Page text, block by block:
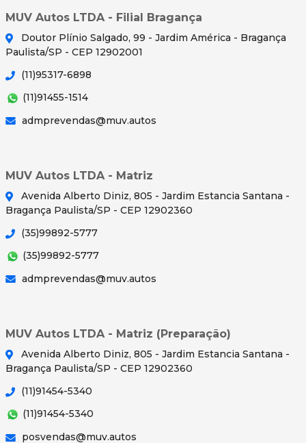
MUV Autos LTDA - Filial Bragança
Doutor Plínio Salgado, 99 - Jardim América - Bragança
Paulista/SP - CEP 12902001
(11)95317-6898
(11)91455-1514
admprevendas@muv.autos
MUV Autos LTDA - Matriz
Avenida Alberto Diniz, 805 - Jardim Estancia Santana -
Bragança Paulista/SP - CEP 12902360
(35)99892-5777
(35)99892-5777
admprevendas@muv.autos
MUV Autos LTDA - Matriz (Preparação)
Avenida Alberto Diniz, 805 - Jardim Estancia Santana -
Bragança Paulista/SP - CEP 12902360
(11)91454-5340
(11)91454-5340
posvendas@muv.autos